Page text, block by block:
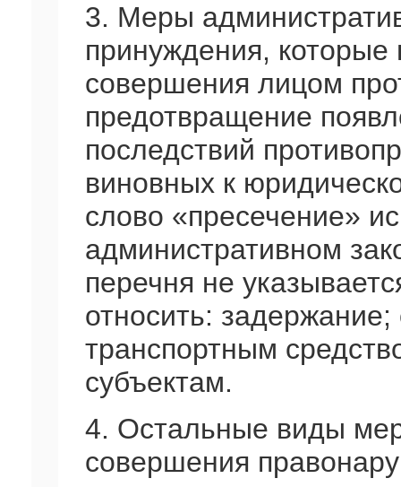
3. Меры
принуждения,
совершения лицом
предотвращение
последствий
виновных к
слово «пресечение»
административном
перечня не
относить:
транспортным
субъектам.
4. Остальные виды
совершения